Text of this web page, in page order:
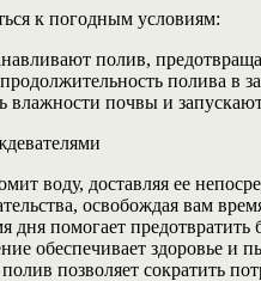
к погодным условиям:
полив,
полива в
почвы и запускают
воду, доставляя ее
освобождая вам
помогает
обеспечивает здоровье и
позволяет сократить